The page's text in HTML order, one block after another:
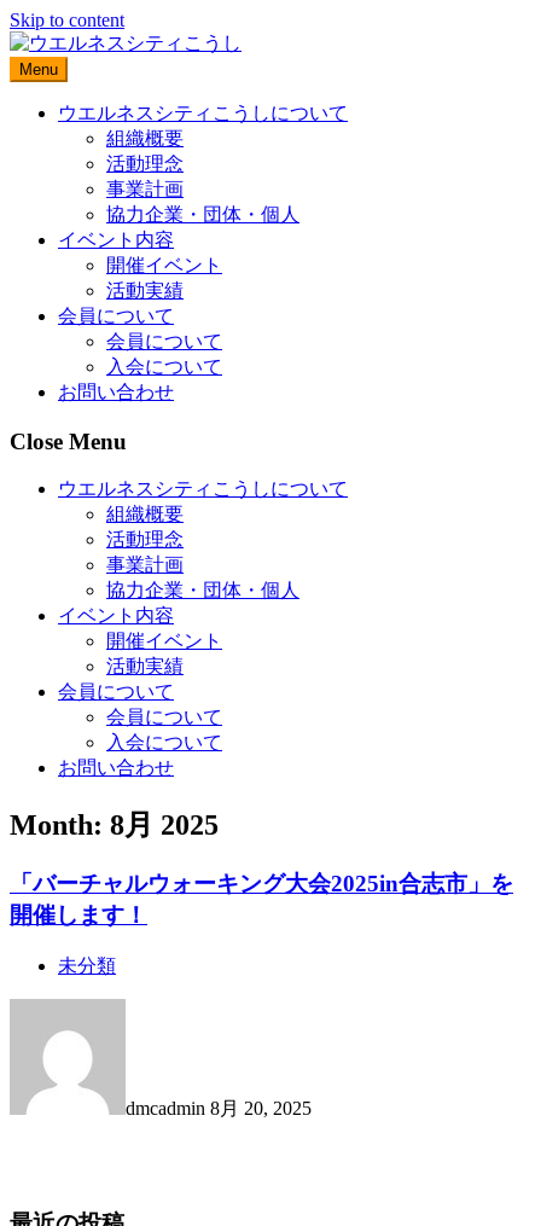
Skip to content
Menu
ウエルネスシティこうしについて
組織概要
活動理念
事業計画
協力企業・団体・個人
イベント内容
開催イベント
活動実績
会員について
会員について
入会について
お問い合わせ
Close Menu
ウエルネスシティこうしについて
組織概要
活動理念
事業計画
協力企業・団体・個人
イベント内容
開催イベント
活動実績
会員について
会員について
入会について
お問い合わせ
Month: 8月 2025
「バーチャルウォーキング大会2025in合志市」を
開催します！
未分類
dmcadmin 8月 20, 2025